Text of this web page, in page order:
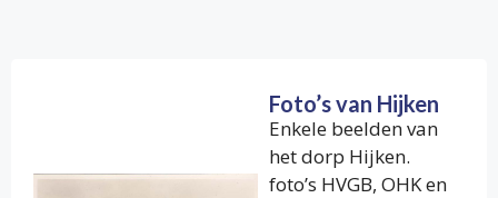
Foto’s van Hijken
Enkele beelden van
het dorp Hijken.
foto’s HVGB, OHK en